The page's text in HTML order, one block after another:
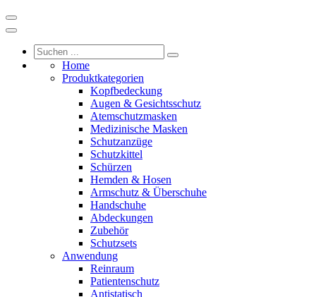
Home
Produktkategorien
Kopfbedeckung
Augen & Gesichtsschutz
Atemschutzmasken
Medizinische Masken
Schutzanzüge
Schutzkittel
Schürzen
Hemden & Hosen
Armschutz & Überschuhe
Handschuhe
Abdeckungen
Zubehör
Schutzsets
Anwendung
Reinraum
Patientenschutz
Antistatisch